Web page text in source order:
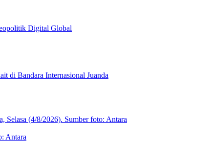
Digital Global
di Bandara Internasional Juanda